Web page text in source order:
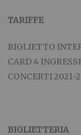
TARIFFE
BIGLIETTO
CARD 4
CONCERTI 2021-
BIGLIETTERIA